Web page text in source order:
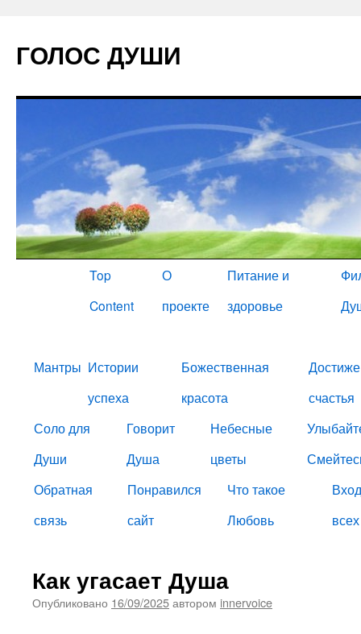
ГОЛОС ДУШИ
Top
Content
О
проекте
Питание и
здоровье
Мантры Истории
успеха
Божественная
красота
счастья
Соло для
Души
Говорит
Душа
Небесные
цветы
Обратная
связь
Понравился
сайт
Что такое
Любовь
всех
Как угасает Душа
Опубликовано 16/09/2025автором innervoice